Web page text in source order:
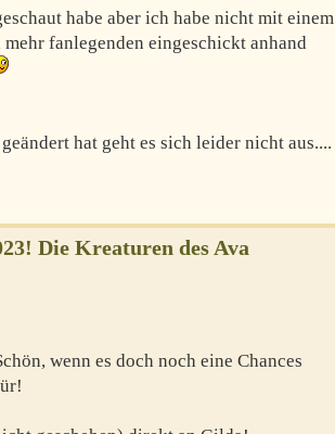
habe aber ich habe nicht mit einem
fanlegenden eingeschickt anhand
hat geht es sich leider nicht aus....
Die Kreaturen des Ava
wenn es doch noch eine Chances